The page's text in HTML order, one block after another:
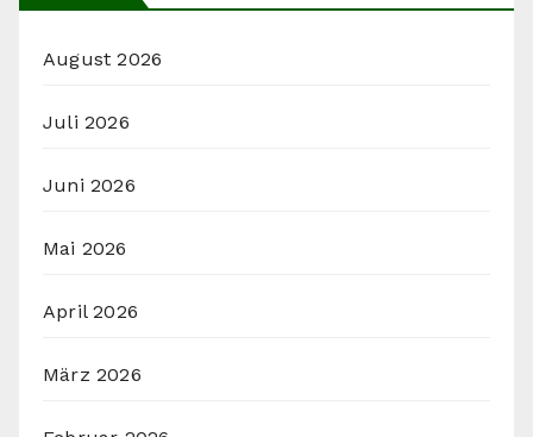
August 2026
Juli 2026
Juni 2026
Mai 2026
April 2026
März 2026